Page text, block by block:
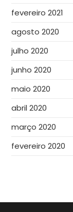
fevereiro 2021
agosto 2020
julho 2020
junho 2020
maio 2020
abril 2020
março 2020
fevereiro 2020